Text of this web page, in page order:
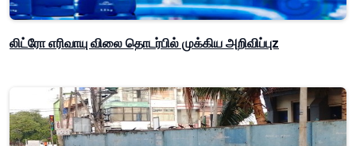
லிட்ரோ எரிவாயு விலை தொடர்பில் முக்கிய அறிவிப்புz